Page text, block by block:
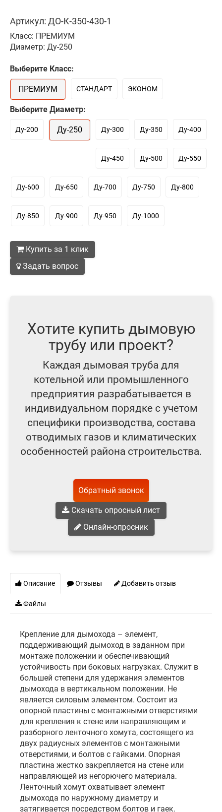
Артикул: ДО-К-350-430-1
Класс: ПРЕМИУМ
Диаметр: Ду-250
Выберите Класс:
ПРЕМИУМ СТАНДАРТ ЭКОНОМ
Выберите Диаметр:
Ду-200 Ду-250 Ду-300 Ду-350 Ду-400
Ду-450 Ду-500 Ду-550
Ду-600 Ду-650 Ду-700 Ду-750 Ду-800
Ду-850 Ду-900 Ду-950 Ду-1000
Купить за 1 клик
Задать вопрос
Хотите купить дымовую
трубу или проект?
Каждая дымовая труба для
котельной или промышленного
предприятия разрабатывается в
индивидуальном порядке с учетом
специфики производства, состава
отводимых газов и климатических
особенностей района строительства.
Обратный звонок
Скачать опросный лист
Онлайн-опросник
Описание Отзывы Добавить отзыв
Файлы
Крепление для дымохода – элемент,
поддерживающий дымоход в заданном при
монтаже положении и обеспечивающий
устойчивость при боковых нагрузках. Служит в
большей степени для удержания элементов
дымохода в вертикальном положении. Не
является силовым элементом. Состоит из
опорной пластины с монтажными отверстиями
для крепления к стене или направляющим и
разборного ленточного хомута, состоящего из
двух радиусных элементов с монтажными
отверстиями, и болтов с гайками. Опорная
пластина жестко закрепляется на стене или
направляющей из негорючего материала.
Ленточный хомут охватывает элемент
дымохода по наружному диаметру и
затягивается посредством болтов и гаек.